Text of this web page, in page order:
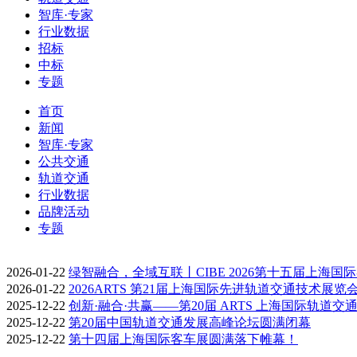
智库·专家
行业数据
招标
中标
专题
首页
新闻
智库·专家
公共交通
轨道交通
行业数据
品牌活动
专题
2026-01-22 绿智融合，全域互联丨CIBE 2026第十五届上海国
2026-01-22 2026ARTS 第21届上海国际先进轨道交通技术展览
2025-12-22 创新·融合·共赢——第20届 ARTS 上海国际轨道交
2025-12-22 第20届中国轨道交通发展高峰论坛圆满闭幕
2025-12-22 第十四届上海国际客车展圆满落下帷幕！